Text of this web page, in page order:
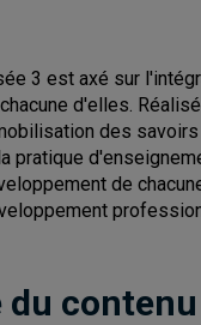
3 est axé sur
d'elles.
des
pratique
de
du contenu